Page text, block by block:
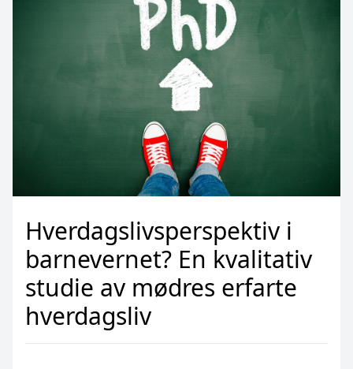
Hverdagslivsperspektiv i
barnevernet? En kvalitativ
studie av mødres erfarte
hverdagsliv